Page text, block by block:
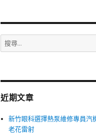
搜
尋
字:
近期文章
新竹眼科選擇熱泵維修專員汽
老花雷射